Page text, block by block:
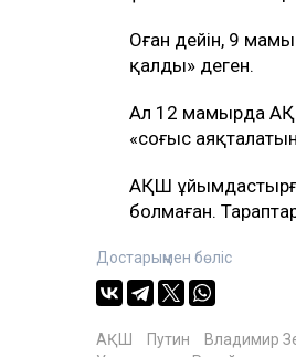
Оған дейін, 9
қалды» деген.
Ал 12 мамырда
«соғыс
АҚШ
болмаған.
Достарыңмен бөліс
АҚШ Путин Владимир